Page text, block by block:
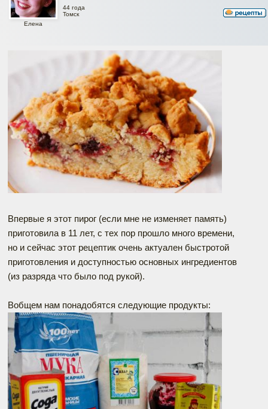
Елена
44 года
Томск
Впервые я этот пирог (если мне не изменяет память)
приготовила в 11 лет, с тех пор прошло много времени,
но и сейчас этот рецептик очень актуален быстротой
приготовления и доступностью основных ингредиентов
(из разряда что было под рукой).
Вобщем нам понадобятся следующие продукты: